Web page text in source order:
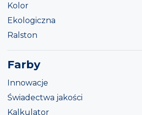
Kolor
Ekologiczna
Ralston
Farby
Innowacje
Świadectwa jakości
Kalkulator